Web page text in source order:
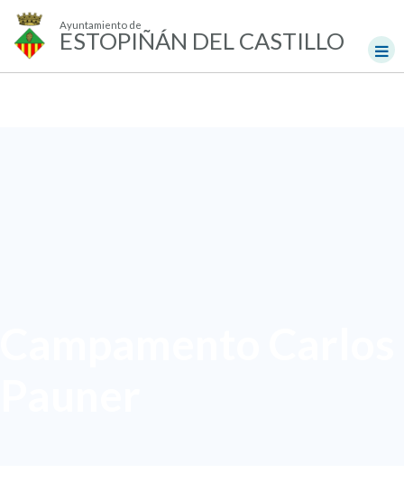
Ayuntamiento de
ESTOPIÑÁN DEL CASTILLO